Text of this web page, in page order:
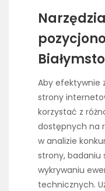
Aby efektywnie
strony
korzystać z
dostępnych na
w analizie
strony, badaniu
wykrywaniu
technicznych.